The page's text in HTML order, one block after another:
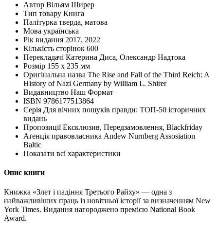
Автор Вільям Ширер
Тип товару Книга
Палітурка тверда, матова
Мова українська
Рік видання 2017, 2022
Кількість сторінок 600
Перекладачі Катерина Диса, Олександр Надтока
Розмір 155 х 235 мм
Оригінальна назва The Rise and Fall of the Third Reich: A
History of Nazi Germany by William L. Shirer
Видавництво Наш Формат
ISBN 9786177513864
Серія Для вічних пошуків правди: ТОП-50 історичних
видань
Пропозиції Ексклюзив, Передзамовлення, Blackfriday
Аґенція правовласника Andew Nurnberg Assosiation
Baltic
Показати всі характеристики
Опис книги
Книжка «Злет і падіння Третього Райху» — одна з
найважливіших праць із новітньої історії за визначенням New
York Times. Видання нагороджено премією National Book
Award.